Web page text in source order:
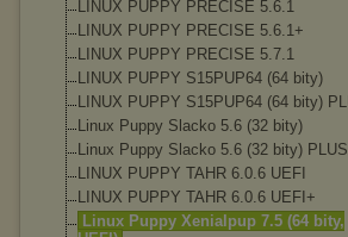
LINUX PUPPY PRECISE 5.6.1
LINUX PUPPY PRECISE 5.6.1+
LINUX PUPPY PRECISE 5.7.1
LINUX PUPPY S15PUP64 (64 bity)
LINUX PUPPY S15PUP64 (64 bity)
Linux Puppy Slacko 5.6 (32 bity)
Linux Puppy Slacko 5.6 (32 bity) PLUS
LINUX PUPPY TAHR 6.0.6 UEFI
LINUX PUPPY TAHR 6.0.6 UEFI+
Linux Puppy Xenialpup 7.5 (64 bity,